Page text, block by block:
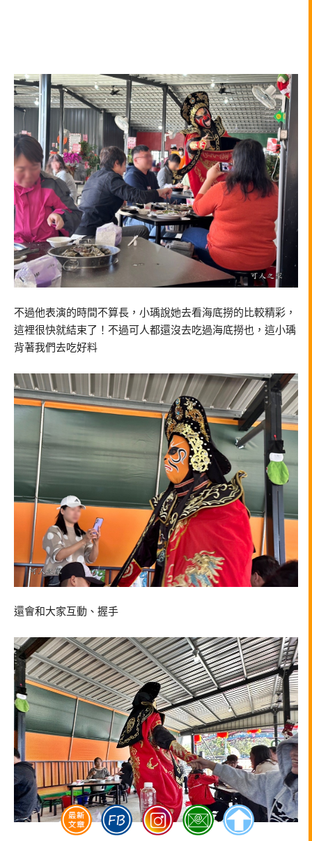
不過他表演的時間不算長，小瑀說她去看海底撈的比較精彩，
這裡很快就結束了！不過可人都還沒去吃過海底撈也，這小瑀
背著我們去吃好料
還會和大家互動、握手